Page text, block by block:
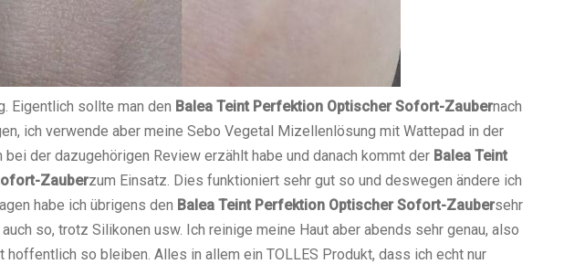
Eigentlich sollte man den Balea Teint Perfektion Optischer Sofort-Zaubernach
ich verwende aber meine Sebo Vegetal Mizellenlösung mit Wattepad in der
bei der dazugehörigen Review erzählt habe und danach kommt der Balea Teint
Zauberzum Einsatz. Dies funktioniert sehr gut so und deswegen ändere ich
habe ich übrigens den Balea Teint Perfektion Optischer Sofort-Zaubersehr
so, trotz Silikonen usw. Ich reinige meine Haut aber abends sehr genau, also
so bleiben. Alles in allem ein TOLLES Produkt, dass ich echt nur